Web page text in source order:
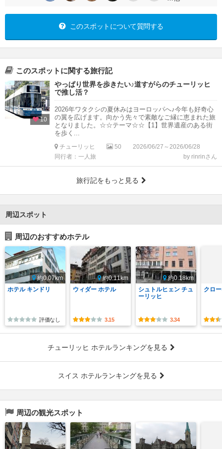
このスポットについて質問する
このスポットに関する旅行記
10
やっぱり世界を歩きたい♪道すがらのチューリッヒ
で推し活？
2026年ワタクシの夏休みはヨーロッパへ♪今年も好奇心
の翼を広げます。向かう先々で素敵なご縁に恵まれた旅
となりました。☆☆テーマ☆☆【1】世界遺産のある街
を歩く...
チューリッヒ 50
2026/06/27～2026/06/28
同行者：一人旅
by rinrinさん
旅行記をもっと見る
周辺スポット
周辺のおすすめホテル
約0.07km
ホテル キンドリ
評価なし
約0.11km
ウィダー ホテル
3.15
約0.18km
シュトルヒェン チュ
ーリッヒ
3.34
クロ
チューリッヒ ホテルランキングを見る
スイス ホテルランキングを見る
周辺の観光スポット